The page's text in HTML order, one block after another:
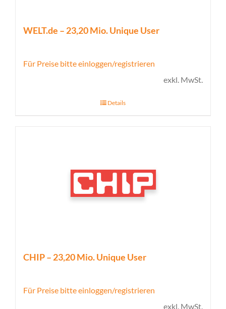
WELT.de – 23,20 Mio. Unique User
Für Preise bitte einloggen/registrieren
exkl. MwSt.
Details
CHIP – 23,20 Mio. Unique User
Für Preise bitte einloggen/registrieren
exkl. MwSt.